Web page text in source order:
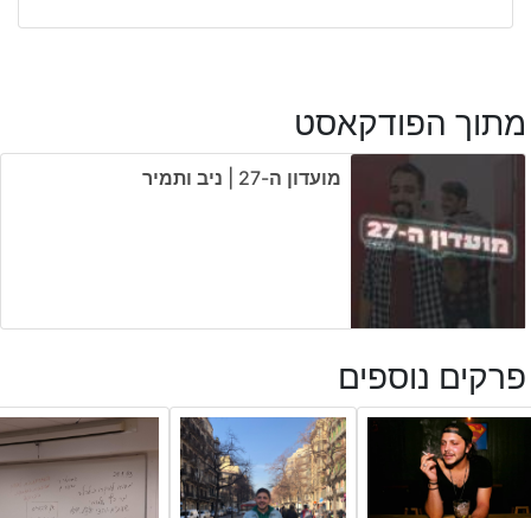
מתוך הפודקאסט
מועדון ה-27 | ניב ותמיר
פרקים נוספים